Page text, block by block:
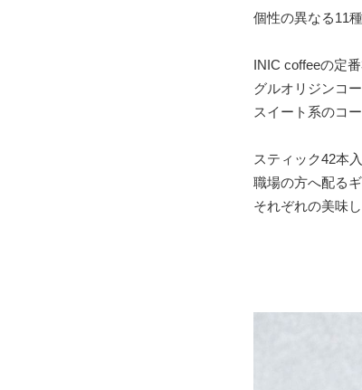
個性の異なる11
INIC coffeeの定
グルオリジンコ
スイート系のコ
スティック42本
職場の方へ配る
それぞれの美味